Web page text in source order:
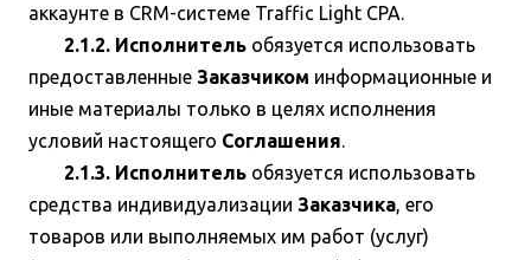
аккаунте в CRM-системе Traffic Light CPA.
2.1.2. Исполнитель обязуется использовать
предоставленные Заказчиком информационные и
иные материалы только в целях исполнения
условий настоящего Соглашения.
2.1.3. Исполнитель обязуется использовать
средства индивидуализации Заказчика, его
товаров или выполняемых им работ (услуг)